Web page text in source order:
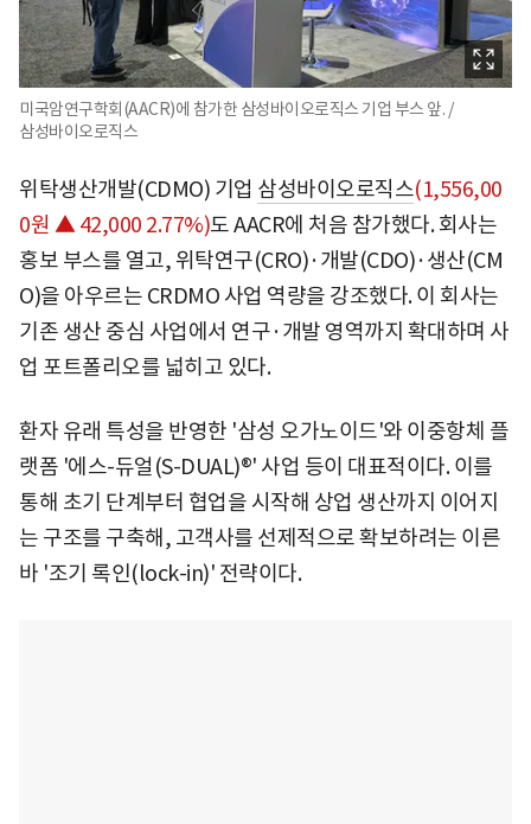
미국암연구학회(AACR)에 참가한 삼성바이오로직스 기업 부스 앞. /
삼성바이오로직스
위탁생산개발(CDMO) 기업 삼성바이오로직스(1,556,00
0원 ▲ 42,000 2.77%)도 AACR에 처음 참가했다. 회사는
홍보 부스를 열고, 위탁연구(CRO)·개발(CDO)·생산(CM
O)을 아우르는 CRDMO 사업 역량을 강조했다. 이 회사는
기존 생산 중심 사업에서 연구·개발 영역까지 확대하며 사
업 포트폴리오를 넓히고 있다.
환자 유래 특성을 반영한 '삼성 오가노이드'와 이중항체 플
랫폼 '에스-듀얼(S-DUAL)®' 사업 등이 대표적이다. 이를
통해 초기 단계부터 협업을 시작해 상업 생산까지 이어지
는 구조를 구축해, 고객사를 선제적으로 확보하려는 이른
바 '조기 록인(lock-in)' 전략이다.